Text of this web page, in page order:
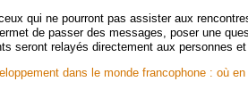
qui ne pourront pas assister aux
de passer des messages, poser une
seront relayés directement aux personnes
dans le monde francophone : où